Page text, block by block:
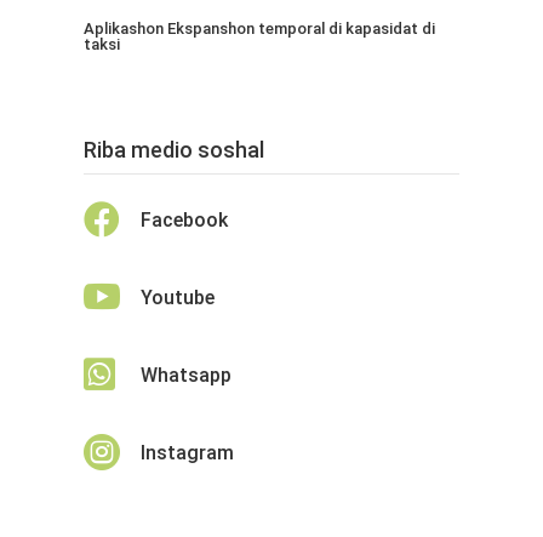
Aplikashon Ekspanshon temporal di kapasidat di
taksi
Riba medio soshal
 Facebook
 Youtube
 Whatsapp
 Instagram